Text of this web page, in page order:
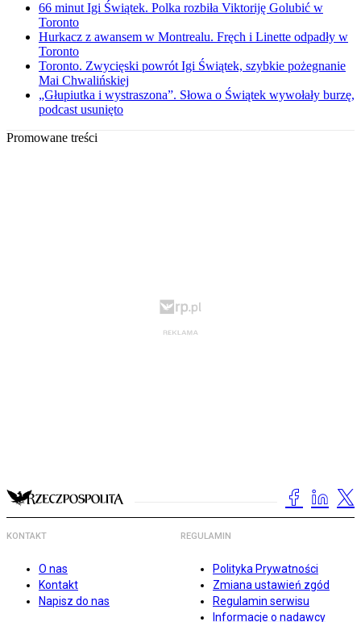
66 minut Igi Świątek. Polka rozbiła Viktoriję Golubić w
Toronto
Hurkacz z awansem w Montrealu. Fręch i Linette odpadły w
Toronto
Toronto. Zwycięski powrót Igi Świątek, szybkie pożegnanie
Mai Chwalińskiej
„Głupiutka i wystraszona”. Słowa o Świątek wywołały burzę,
podcast usunięto
Promowane treści
KONTAKT
O nas
Kontakt
Napisz do nas
REGULAMIN
Polityka Prywatności
Zmiana ustawień zgód
Regulamin serwisu
Informacje o nadawcy